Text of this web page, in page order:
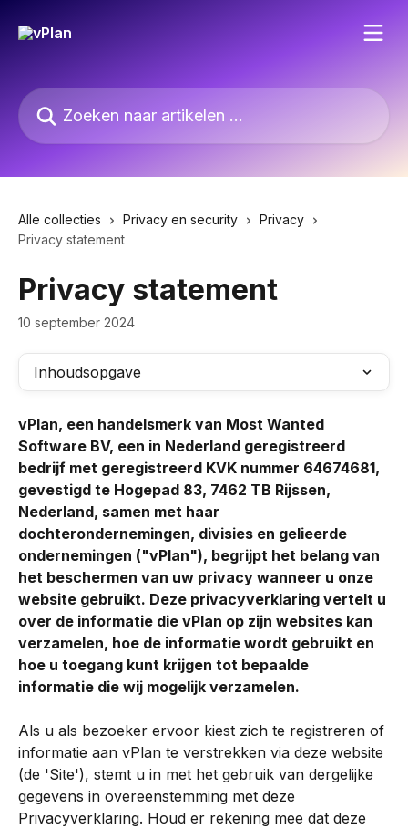
Zoeken naar artikelen ...
Alle collecties Privacy en security
Privacy
Privacy statement
Privacy statement
10 september 2024
Inhoudsopgave
vPlan, een handelsmerk van Most Wanted
Software BV, een in Nederland geregistreerd
bedrijf met geregistreerd KVK nummer 64674681,
gevestigd te Hogepad 83, 7462 TB Rijssen,
Nederland, samen met haar
dochterondernemingen, divisies en gelieerde
ondernemingen ("vPlan"), begrijpt het belang van
het beschermen van uw privacy wanneer u onze
website gebruikt. Deze privacyverklaring vertelt u
over de informatie die vPlan op zijn websites kan
verzamelen, hoe de informatie wordt gebruikt en
hoe u toegang kunt krijgen tot bepaalde
informatie die wij mogelijk verzamelen.
Als u als bezoeker ervoor kiest zich te registreren of
informatie aan vPlan te verstrekken via deze website
(de 'Site'), stemt u in met het gebruik van dergelijke
gegevens in overeenstemming met deze
Privacyverklaring. Houd er rekening mee dat deze